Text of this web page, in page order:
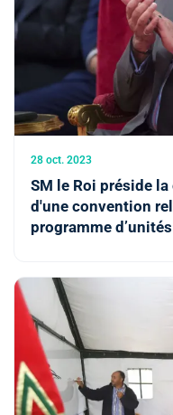
28 oct. 2023
SM le Roi préside
d'une convention
programme